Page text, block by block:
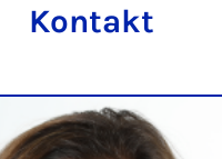
Kontakt